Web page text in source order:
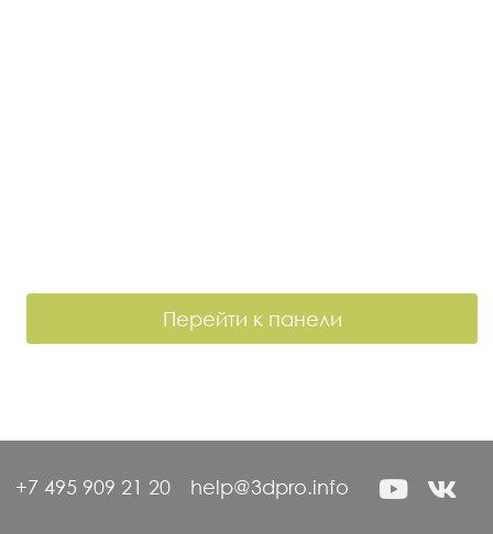
Перейти к панели
+7 495 909 21 20 help@3dpro.info